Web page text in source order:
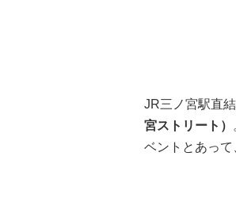
JR三ノ宮駅直
宮ストリート）
ベントとあって